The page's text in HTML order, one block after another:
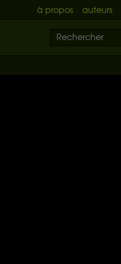
à propos auteurs